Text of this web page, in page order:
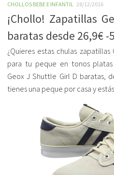
CHOLLOS BEBE E INFANTIL 28/12/2016
¡Chollo! Zapatillas
baratas desde 26,9€
¿Quieres estas chulas
para tu peque en tonos
Geox J Shuttle Girl D baratas,
tienes una peque por casa y